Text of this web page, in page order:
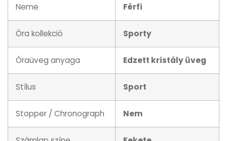
Neme Férfi
Óra kollekció Sporty
Óraüveg anyaga Edzett kristály üveg
Stílus Sport
Stopper / Chronograph Nem